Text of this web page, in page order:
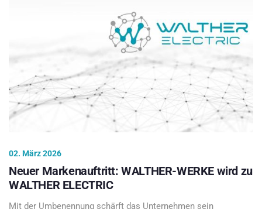
02. März 2026
Neuer Markenauftritt: WALTHER-WERKE wird zu
WALTHER ELECTRIC
Mit der Umbenennung schärft das Unternehmen sein